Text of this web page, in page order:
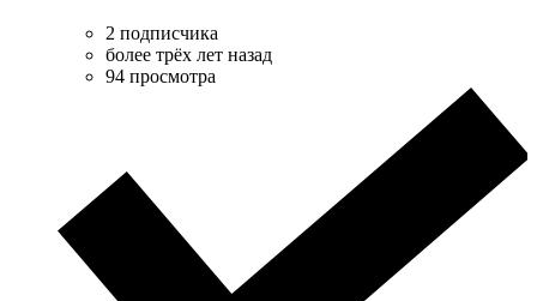
2 подписчика
более трёх лет назад
94 просмотра